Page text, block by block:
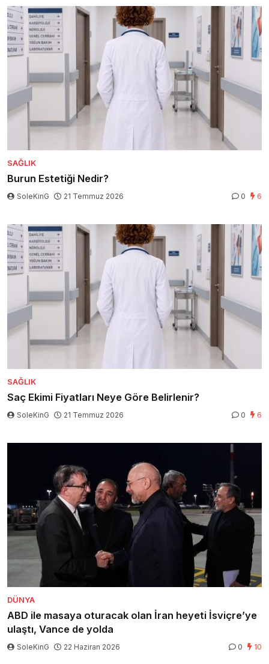
SAĞLIK
Burun Estetiği Nedir?
SoleKinG 21 Temmuz 2026 0 6
SAĞLIK
Saç Ekimi Fiyatları Neye Göre Belirlenir?
SoleKinG 21 Temmuz 2026 0 6
DÜNYA
ABD ile masaya oturacak olan İran heyeti İsviçre’ye
ulaştı, Vance de yolda
SoleKinG 22 Haziran 2026 0 10